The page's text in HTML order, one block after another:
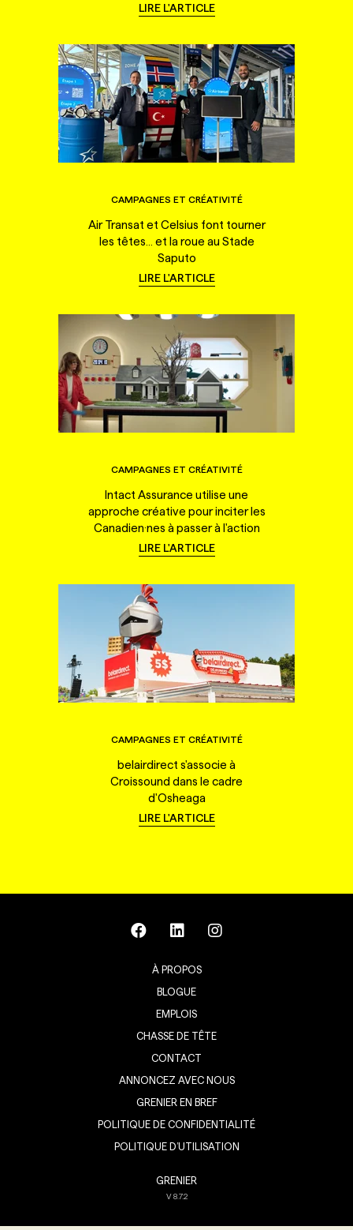
LIRE L'ARTICLE
CAMPAGNES ET CRÉATIVITÉ
Air Transat et Celsius font tourner
les têtes... et la roue au Stade
Saputo
LIRE L'ARTICLE
CAMPAGNES ET CRÉATIVITÉ
Intact Assurance utilise une
approche créative pour inciter les
Canadien·nes à passer à l'action
LIRE L'ARTICLE
CAMPAGNES ET CRÉATIVITÉ
belairdirect s'associe à
Croissound dans le cadre
d'Osheaga
LIRE L'ARTICLE
À PROPOS
BLOGUE
EMPLOIS
CHASSE DE TÊTE
CONTACT
ANNONCEZ AVEC NOUS
GRENIER EN BREF
POLITIQUE DE CONFIDENTIALITÉ
POLITIQUE D’UTILISATION
GRENIER
V8.7.2